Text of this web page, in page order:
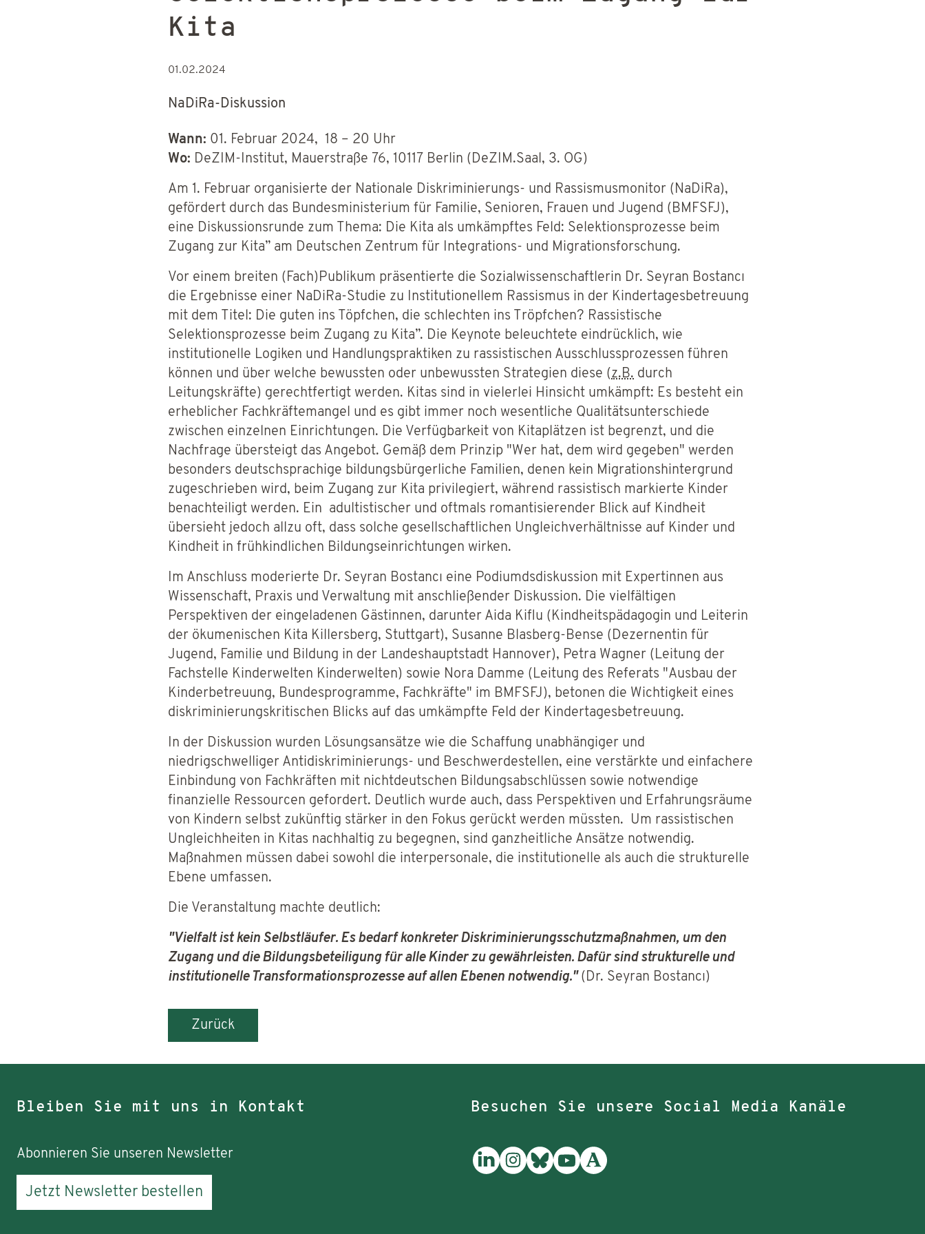
Kita
01.02.2024
NaDiRa-Diskussion
Wann: 01. Februar 2024, 18 – 20 Uhr
Wo: DeZIM-Institut, Mauerstraße 76, 10117 Berlin (DeZIM.Saal, 3. OG)
Am 1. Februar organisierte der Nationale Diskriminierungs- und Rassismusmonitor (NaDiRa),
gefördert durch das Bundesministerium für Familie, Senioren, Frauen und Jugend (BMFSFJ),
eine Diskussionsrunde zum Thema: Die Kita als umkämpftes Feld: Selektionsprozesse beim
Zugang zur Kita” am Deutschen Zentrum für Integrations- und Migrationsforschung.
Vor einem breiten (Fach)Publikum präsentierte die Sozialwissenschaftlerin Dr. Seyran Bostancı
die Ergebnisse einer NaDiRa-Studie zu Institutionellem Rassismus in der Kindertagesbetreuung
mit dem Titel: Die guten ins Töpfchen, die schlechten ins Tröpfchen? Rassistische
Selektionsprozesse beim Zugang zu Kita”. Die Keynote beleuchtete eindrücklich, wie
institutionelle Logiken und Handlungspraktiken zu rassistischen Ausschlussprozessen führen
können und über welche bewussten oder unbewussten Strategien diese (z.B. durch
Leitungskräfte) gerechtfertigt werden. Kitas sind in vielerlei Hinsicht umkämpft: Es besteht ein
erheblicher Fachkräftemangel und es gibt immer noch wesentliche Qualitätsunterschiede
zwischen einzelnen Einrichtungen. Die Verfügbarkeit von Kitaplätzen ist begrenzt, und die
Nachfrage übersteigt das Angebot. Gemäß dem Prinzip "Wer hat, dem wird gegeben" werden
besonders deutschsprachige bildungsbürgerliche Familien, denen kein Migrationshintergrund
zugeschrieben wird, beim Zugang zur Kita privilegiert, während rassistisch markierte Kinder
benachteiligt werden. Ein adultistischer und oftmals romantisierender Blick auf Kindheit
übersieht jedoch allzu oft, dass solche gesellschaftlichen Ungleichverhältnisse auf Kinder und
Kindheit in frühkindlichen Bildungseinrichtungen wirken.
Im Anschluss moderierte Dr. Seyran Bostancı eine Podiumdsdiskussion mit Expertinnen aus
Wissenschaft, Praxis und Verwaltung mit anschließender Diskussion. Die vielfältigen
Perspektiven der eingeladenen Gästinnen, darunter Aida Kiflu (Kindheitspädagogin und Leiterin
der ökumenischen Kita Killersberg, Stuttgart), Susanne Blasberg-Bense (Dezernentin für
Jugend, Familie und Bildung in der Landeshauptstadt Hannover), Petra Wagner (Leitung der
Fachstelle Kinderwelten Kinderwelten) sowie Nora Damme (Leitung des Referats "Ausbau der
Kinderbetreuung, Bundesprogramme, Fachkräfte" im BMFSFJ), betonen die Wichtigkeit eines
diskriminierungskritischen Blicks auf das umkämpfte Feld der Kindertagesbetreuung.
In der Diskussion wurden Lösungsansätze wie die Schaffung unabhängiger und
niedrigschwelliger Antidiskriminierungs- und Beschwerdestellen, eine verstärkte und einfachere
Einbindung von Fachkräften mit nichtdeutschen Bildungsabschlüssen sowie notwendige
finanzielle Ressourcen gefordert. Deutlich wurde auch, dass Perspektiven und Erfahrungsräume
von Kindern selbst zukünftig stärker in den Fokus gerückt werden müssten. Um rassistischen
Ungleichheiten in Kitas nachhaltig zu begegnen, sind ganzheitliche Ansätze notwendig.
Maßnahmen müssen dabei sowohl die interpersonale, die institutionelle als auch die strukturelle
Ebene umfassen.
Die Veranstaltung machte deutlich:
"Vielfalt ist kein Selbstläufer. Es bedarf konkreter Diskriminierungsschutzmaßnahmen, um den
Zugang und die Bildungsbeteiligung für alle Kinder zu gewährleisten. Dafür sind strukturelle und
institutionelle Transformationsprozesse auf allen Ebenen notwendig."(Dr. Seyran Bostancı)
Zurück
Bleiben Sie mit uns in Kontakt
Abonnieren Sie unseren Newsletter
Jetzt Newsletter bestellen
Besuchen Sie unsere Social Media Kanäle